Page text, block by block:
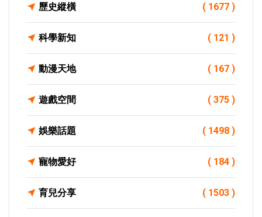
歷史縱橫 ( 1677 )
科學新知 ( 121 )
動漫天地 ( 167 )
遊戲空間 ( 375 )
娛樂話題 ( 1498 )
寵物愛好 ( 184 )
育兒分享 ( 1503 )